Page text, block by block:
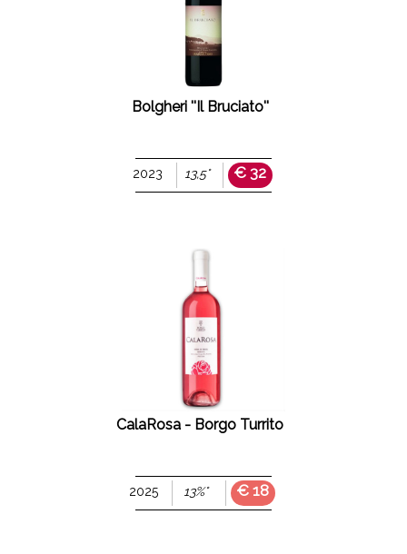
Bolgheri ''Il Bruciato''
2023 13,5° € 32
CalaRosa - Borgo Turrito
2025 13%° € 18